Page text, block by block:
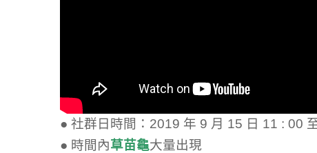
● 社群日時間：2019 年 9 月 15 日 11 : 00
● 時間內草苗龜大量出現